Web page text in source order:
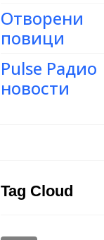
Отворени
повици
Pulse Радио
новости
Tag Cloud